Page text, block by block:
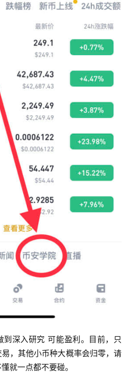
到深入研究 可能盈利。目前，只
，其他小币种大概率会归零，请
就一点都不要碰。